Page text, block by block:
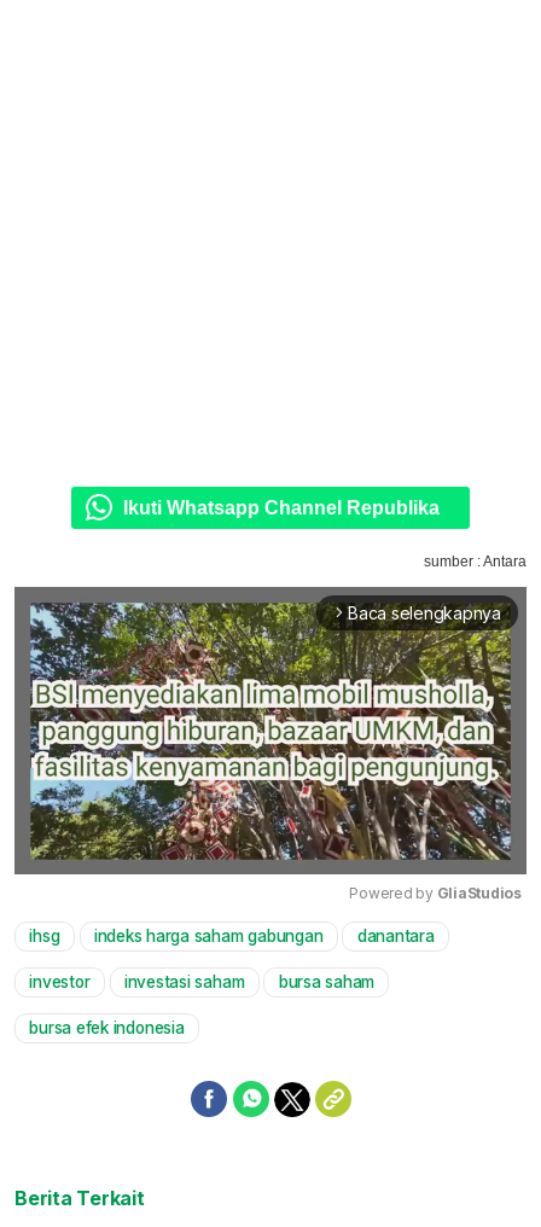
Ikuti Whatsapp Channel Republika
sumber : Antara
arrow_forward_ios Baca selengkapnya
Mute
Powered by GliaStudios
ihsg indeks harga saham gabungan danantara
investor investasi saham bursa saham
bursa efek indonesia
Berita Terkait